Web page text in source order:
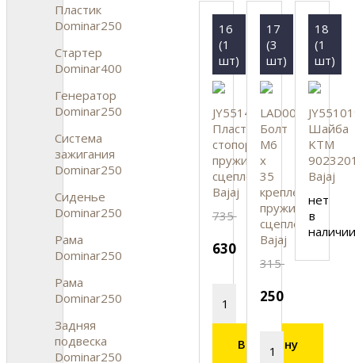
Пластик
Dominar250
Стартер
Dominar400
Генератор
Dominar250
Система
зажигания
Dominar250
Сиденье
Dominar250
Рама
Dominar250
Рама
Dominar250
Задняя
подвеска
Dominar250
16
(1
шт)
JY551443
Пластина
стопорная
пружин
сцепления,
Bajaj
735
630
В корзину
17
(3
шт)
LAD00166
Болт
M6
x
35
крепления
пружин
сцепления,
Bajaj
315
250
18
(1
шт)
Шайба
KTM
Bajaj
нет
в
наличии